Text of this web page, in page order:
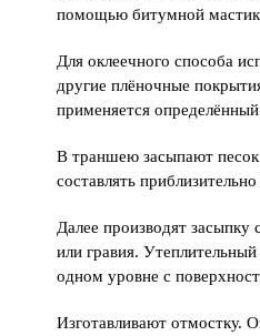
помощью битумной
Для оклеечного способа
другие плёночные
применяется определённый
В траншею засыпают
составлять
Далее производят засыпку
или гравия.
одном уровне с
Изготавливают отмостку.